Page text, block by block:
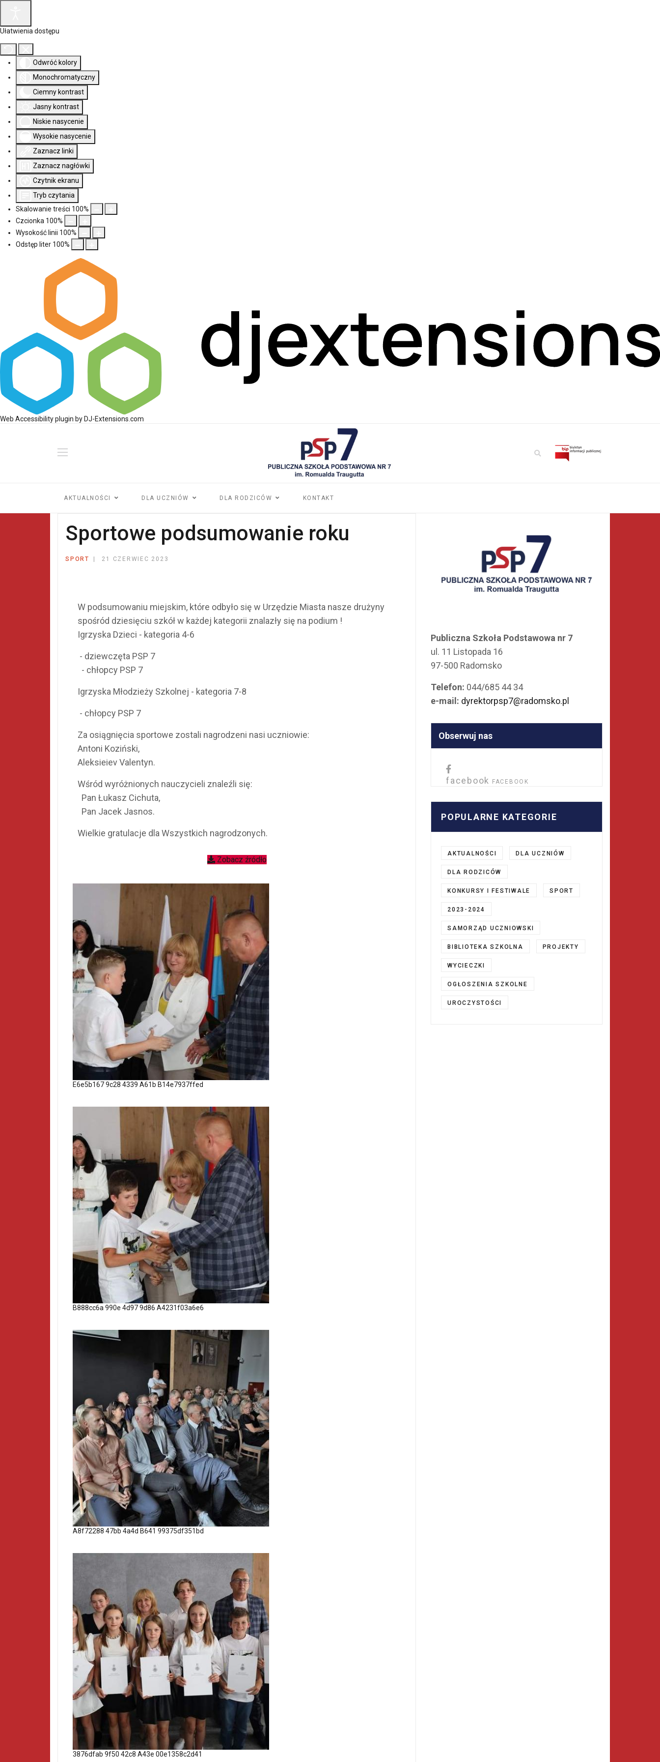
Ułatwienia dostępu
Odwróć kolory
Monochromatyczny
Ciemny kontrast
Jasny kontrast
Niskie nasycenie
Wysokie nasycenie
Zaznacz linki
Zaznacz nagłówki
Czytnik ekranu
Tryb czytania
Skalowanie treści 100%
Czcionka 100%
Wysokość linii 100%
Odstęp liter 100%
Web Accessibility plugin by DJ-Extensions.com
AKTUALNOŚCI DLA UCZNIÓW DLA RODZICÓW KONTAKT
Sportowe podsumowanie roku
SPORT 21 CZERWIEC 2023
W podsumowaniu miejskim, które odbyło się w Urzędzie Miasta nasze drużyny
spośród dziesięciu szkół w każdej kategorii znalazły się na podium !
Igrzyska Dzieci - kategoria 4-6
- dziewczęta PSP 7
- chłopcy PSP 7
Igrzyska Młodzieży Szkolnej - kategoria 7-8
- chłopcy PSP 7
Za osiągnięcia sportowe zostali nagrodzeni nasi uczniowie:
Antoni Koziński,
Aleksieiev Valentyn.
Wśród wyróżnionych nauczycieli znaleźli się:
Pan Łukasz Cichuta,
Pan Jacek Jasnos.
Wielkie gratulacje dla Wszystkich nagrodzonych.
Zobacz źródło
E6e5b167 9c28 4339 A61b B14e7937ffed
B888cc6a 990e 4d97 9d86 A4231f03a6e6
A8f72288 47bb 4a4d B641 99375df351bd
3876dfab 9f50 42c8 A43e 00e1358c2d41
Publiczna Szkoła Podstawowa nr 7
ul. 11 Listopada 16
97-500 Radomsko
Telefon: 044/685 44 34
e-mail: dyrektorpsp7@radomsko.pl
Obserwuj nas
facebook FACEBOOK
POPULARNE KATEGORIE
AKTUALNOŚCI DLA UCZNIÓW
DLA RODZICÓW
KONKURSY I FESTIWALE SPORT
2023-2024
SAMORZĄD UCZNIOWSKI
BIBLIOTEKA SZKOLNA PROJEKTY
WYCIECZKI
OGŁOSZENIA SZKOLNE
UROCZYSTOŚCI